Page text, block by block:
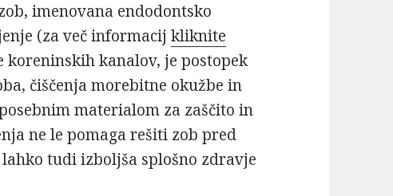
imenovana endodontsko
(za več informacijkliknite
kanalov, je postopek
čiščenja morebitne okužbe in
materialom za zaščito in
ne le pomaga rešiti zob pred
tudi izboljša splošno zdravje
zoba: kako nam lahko pomaga endodontsko